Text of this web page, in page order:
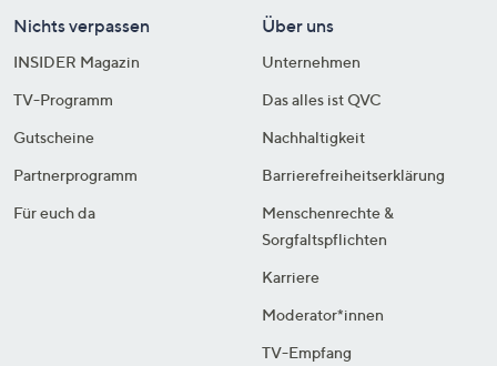
Nichts verpassen
INSIDER Magazin
TV-Programm
Gutscheine
Partnerprogramm
Für euch da
Über uns
Unternehmen
Das alles ist QVC
Nachhaltigkeit
Barrierefreiheitserklärung
Menschenrechte &
Sorgfaltspflichten
Karriere
Moderator*innen
TV-Empfang